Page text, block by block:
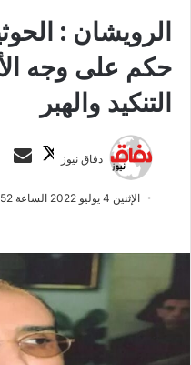
الرويشان :
حكم على وجه
التنكيد والهبر
دفاق نيوز
ت
ب
ل
ى
X
ر
ي
د
إ
الإثنين 4 يوليو 2022 الساعة 2:52 ص